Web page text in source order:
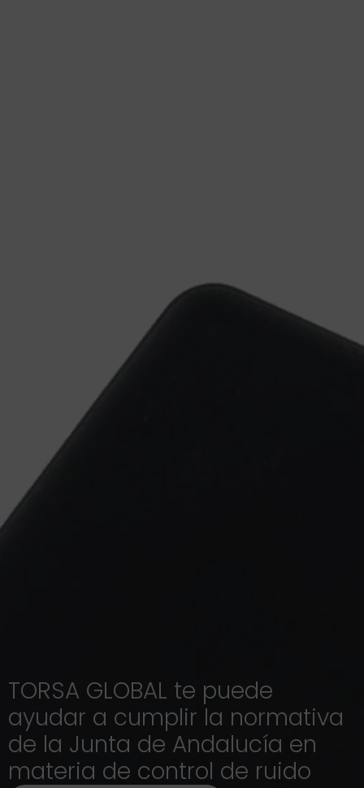
TORSA GLOBAL te puede
ayudar a cumplir la normativa
de la Junta de Andalucía en
materia de control de ruido